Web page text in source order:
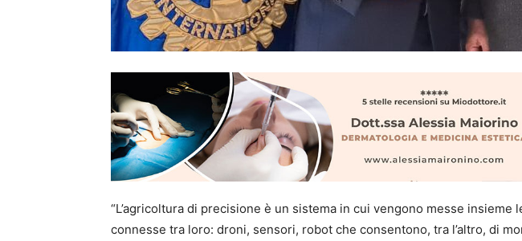
“L’agricoltura di precisione è un sistema in cui vengono messe insieme
connesse tra loro: droni, sensori, robot che consentono, tra l’altro, di